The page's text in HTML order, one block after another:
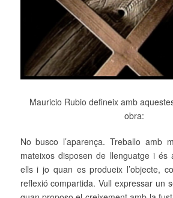
Mauricio Rubio defineix amb
obra:
No busco l’aparença. Treballo amb
mateixos disposen de llenguatge i
ells i jo quan es produeix l’objecte,
reflexió compartida. Vull expressar un